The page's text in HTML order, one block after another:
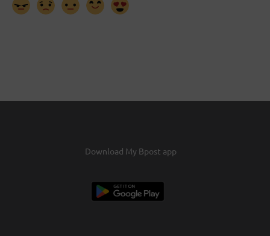
Download My Bpost app